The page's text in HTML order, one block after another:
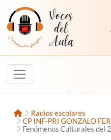
Saltar al contenido
Voces del Aula
InicioRadios escolares
CP INF-PRI GONZALO
Fenómenos Culturales del